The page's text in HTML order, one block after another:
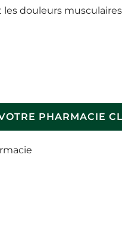
douleurs
PHARMACIE